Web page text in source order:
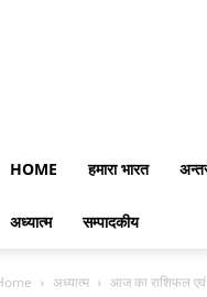
HOME हमारा भारत
अध्यात्म सम्पादकीय
अध्यात्म आज का राशिफल